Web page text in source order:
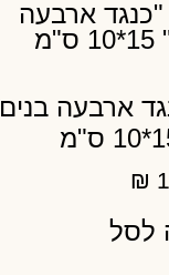
ארבעה בנים
₪
לסל